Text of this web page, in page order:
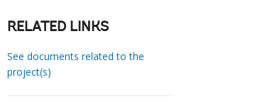
RELATED LINKS
See documents related to the
project(s)